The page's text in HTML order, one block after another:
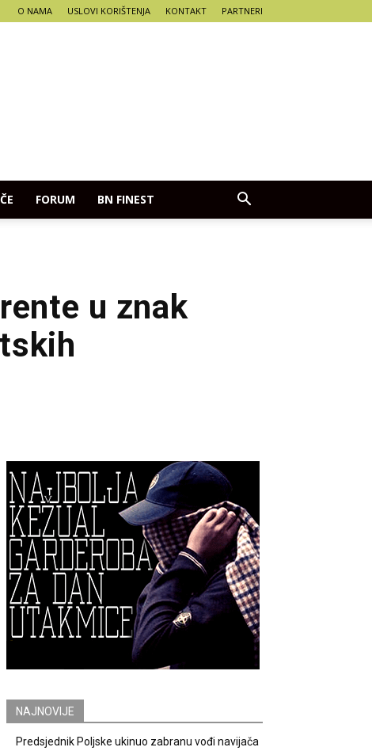
O NAMA USLOVI KORIŠTENJA KONTAKT PARTNERI
FORUM BN FINEST
u znak
NAJNOVIJE
Predsjednik Poljske ukinuo zabranu vođi navijača